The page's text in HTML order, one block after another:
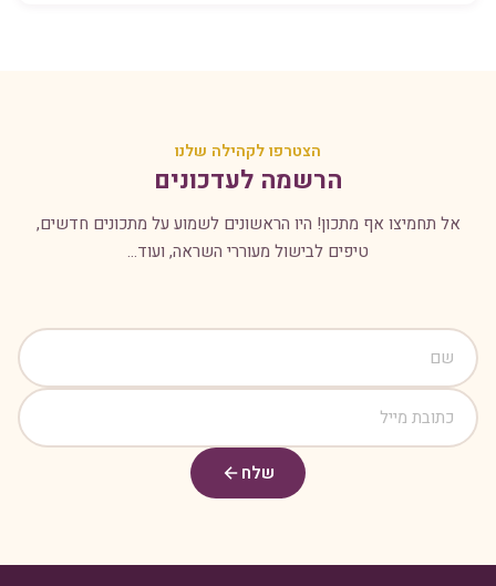
הצטרפו לקהילה שלנו
הרשמה לעדכונים
אל תחמיצו אף מתכון! היו הראשונים לשמוע על מתכונים חדשים,
טיפים לבישול מעוררי השראה, ועוד...
שלח